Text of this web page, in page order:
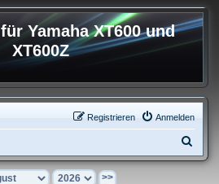
Yamaha XT600 und
XT600Z
Anmelden
Registrieren
u
>>